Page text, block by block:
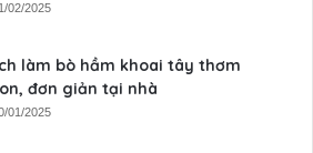
02/2025
làm bò hầm khoai tây thơm
đơn giản tại nhà
01/2025